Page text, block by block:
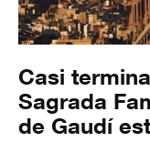
Casi
Sagrada
de Gaudí